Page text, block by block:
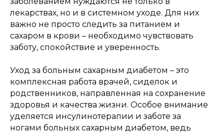
лекарствах, но и в системном уходе. Для них
важно не просто следить за питанием и
сахаром в крови – необходимо чувствовать
заботу, спокойствие и уверенность.
Уход за больным сахарным диабетом – это
комплексная работа врачей, сиделок и
родственников, направленная на сохранение
здоровья и качества жизни. Особое внимание
уделяется инсулинотерапии и заботе за
ногами больных сахарным диабетом, ведь